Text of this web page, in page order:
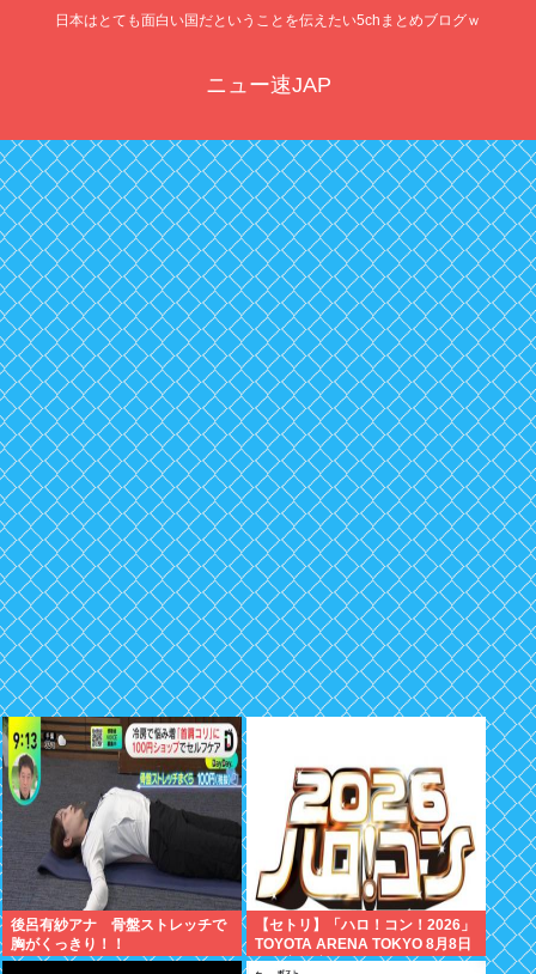
日本はとても面白い国だということを伝えたい5chまとめブログｗ
ニュー速JAP
後呂有紗アナ 骨盤ストレッチで
胸がくっきり！！
【セトリ】「ハロ！コン！2026」
TOYOTA ARENA TOKYO 8月8日
昼・夜公演セットリス